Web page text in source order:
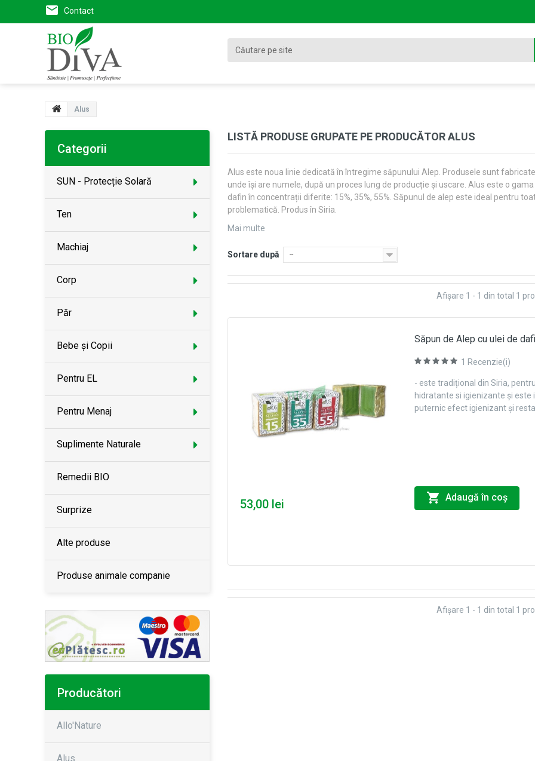
Contact
Alus
LISTĂ PRODUSE GRUPATE PE PRODUCĂTOR ALUS
Alus este noua linie dedicată în întregime săpunului Alep. Produsele sunt
unde își are numele, după un proces lung de producție și uscare. Alus este o
dafin în concentrații diferite: 15%, 35%, 55%. Săpunul de alep este ideal pentru
problematică. Produs în Siria.
Mai multe
Sortare după --
Afişare 1 - 1 din total 1
Săpun de Alep cu ulei de
1 Recenzie(i)
- este tradițional din Siria,
hidratante si igienizante și este
puternic efect igienizant și
53,00 lei Adaugă în coş
Afişare 1 - 1 din total 1
Categorii
SUN - Protecție Solară
Ten
Machiaj
Corp
Păr
Bebe și Copii
Pentru EL
Pentru Menaj
Suplimente Naturale
Remedii BIO
Surprize
Alte produse
Produse animale companie
Producători
Allo'Nature
Alus